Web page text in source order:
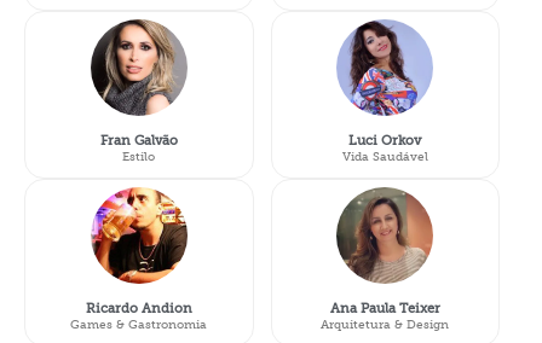
Fran Galvão
Estilo
Ricardo Andion
Games & Gastronomia
Luci Orkov
Vida Saudável
Ana Paula Teixer
Arquitetura & Design